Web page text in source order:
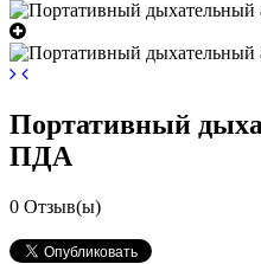
Портативный
ПДА
0 Отзыв(ы)